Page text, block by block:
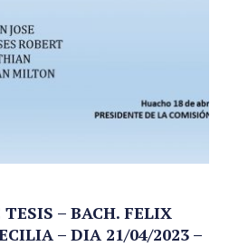
– BACH. FELIX
– DIA 21/04/2023 –